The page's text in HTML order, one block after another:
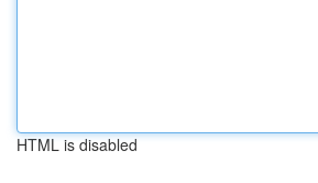
HTML is disabled